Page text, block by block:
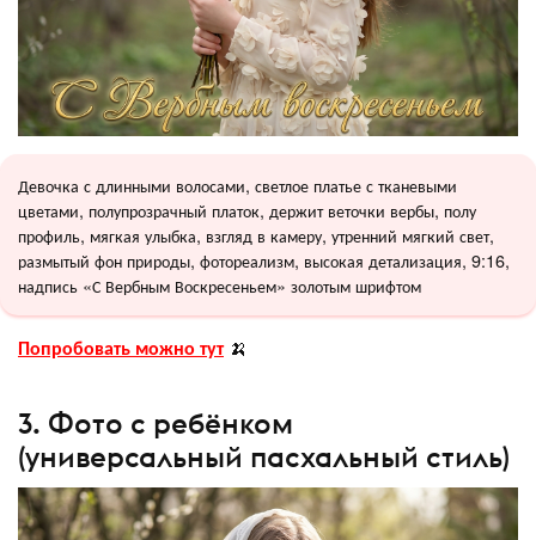
Девочка с длинными волосами, светлое платье с тканевыми
цветами, полупрозрачный платок, держит веточки вербы, полу
профиль, мягкая улыбка, взгляд в камеру, утренний мягкий свет,
размытый фон природы, фотореализм, высокая детализация, 9:16,
надпись «С Вербным Воскресеньем» золотым шрифтом
Попробовать можно тут🍌
3. Фото с ребёнком
(универсальный пасхальный стиль)